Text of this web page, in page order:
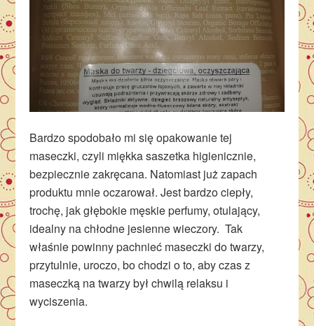
Bardzo spodobało mi się opakowanie tej
maseczki, czyli miękka saszetka higienicznie,
bezpiecznie zakręcana. Natomiast już zapach
produktu mnie oczarował. Jest bardzo ciepły,
trochę, jak głębokie męskie perfumy, otulający,
idealny na chłodne jesienne wieczory. Tak
właśnie powinny pachnieć maseczki do twarzy,
przytulnie, uroczo, bo chodzi o to, aby czas z
maseczką na twarzy był chwilą relaksu i
wyciszenia.